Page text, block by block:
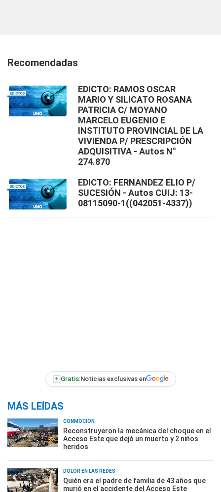
Recomendadas
EDICTO: RAMOS OSCAR
MARIO Y SILICATO ROSANA
PATRICIA C/ MOYANO
MARCELO EUGENIO E
INSTITUTO PROVINCIAL DE LA
VIVIENDA P/ PRESCRIPCIÓN
ADQUISITIVA - Autos N°
274.870
EDICTO: FERNANDEZ ELIO P/
SUCESIÓN - Autos CUIJ: 13-
08115090-1((042051-4337))
+ Gratis:Noticias exclusivas en
MÁS LEÍDAS
CONMOCIÓN
Reconstruyeron la mecánica del choque en el
Acceso Este que dejó un muerto y 2 niños
heridos
DOLOR EN LAS REDES
Quién era el padre de familia de 43 años que
murió en el accidente del Acceso Este